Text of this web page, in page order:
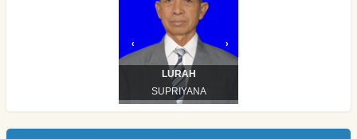
baca selengkapnya
31 Agustus 2021 19:15:17 WIB
LURAH
SUPRIYANA
‹ ›